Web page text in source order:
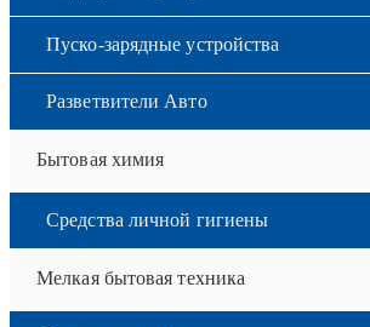
Пуско-зарядные устройства
Разветвители Авто
Бытовая химия
Средства личной гигиены
Мелкая бытовая техника